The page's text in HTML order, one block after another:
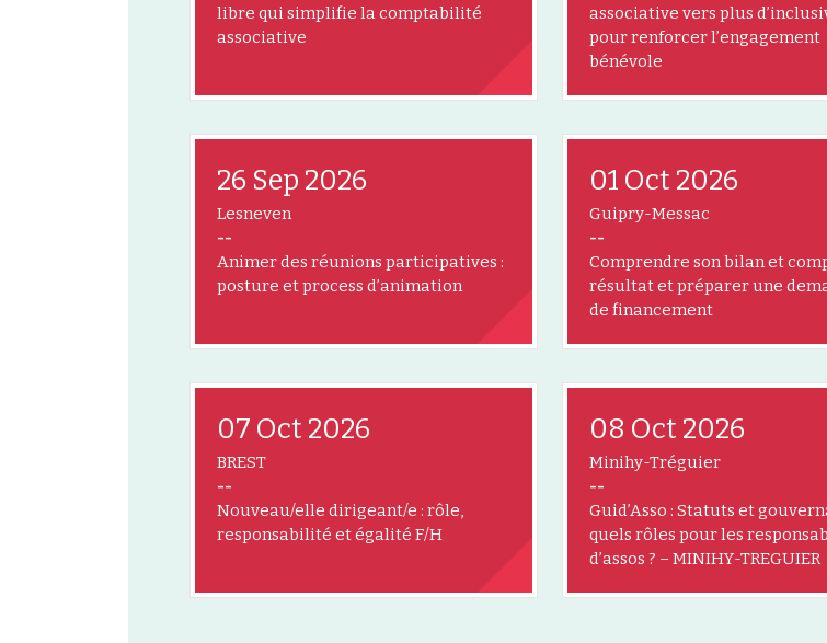
libre qui simplifie la comptabilité
associative
associative vers plus
pour renforcer l’engagement
bénévole
26 Sep 2026
Lesneven
--
Animer des réunions participatives :
posture et process d’animation
01 Oct 2026
Guipry-Messac
--
Comprendre son bilan et
résultat et préparer une
de financement
07 Oct 2026
BREST
--
Nouveau/elle dirigeant/e : rôle,
responsabilité et égalité F/H
08 Oct 2026
Minihy-Tréguier
--
Guid’Asso : Statuts et
quels rôles pour les
d’assos ? – MINIHY-TREGUIER